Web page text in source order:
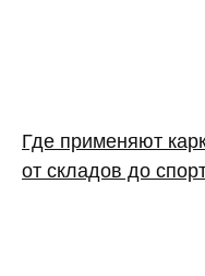
Где применяют
от складов до